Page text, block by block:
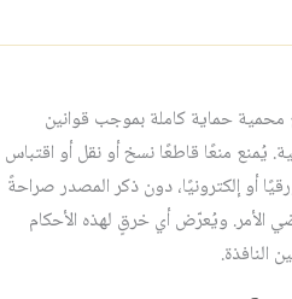
محمية حماية كاملة بموجب قوانين
يُمنع منعًا قاطعًا نسخ أو نقل أو اقتباس
أو إلكترونيًا، دون ذكر المصدر صراحةً
ويُعرّض أي خرقٍ لهذه الأحكام
النافذة.